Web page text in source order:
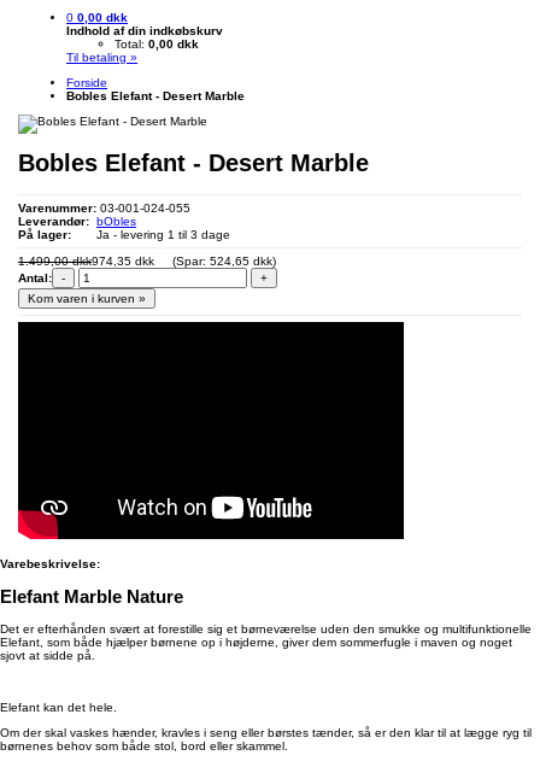
0 0,00 dkk
Indhold af din indkøbskurv
Total: 0,00 dkk
Til betaling »
Forside
Bobles Elefant - Desert Marble
Bobles Elefant - Desert Marble
Varenummer: 03-001-024-055
Leverandør: bObles
På lager:
Ja - levering 1 til 3 dage
1.499,00 dkk974,35 dkk (Spar: 524,65 dkk)
Antal:
-
+
Kom varen i kurven »
Varebeskrivelse:
Elefant Marble Nature
Det er efterhånden svært at forestille sig et børneværelse uden den smukke og multifunktionelle
Elefant, som både hjælper børnene op i højderne, giver dem sommerfugle i maven og noget
sjovt at sidde på.
Elefant kan det hele.
Om der skal vaskes hænder, kravles i seng eller børstes tænder, så er den klar til at lægge ryg til
børnenes behov som både stol, bord eller skammel.